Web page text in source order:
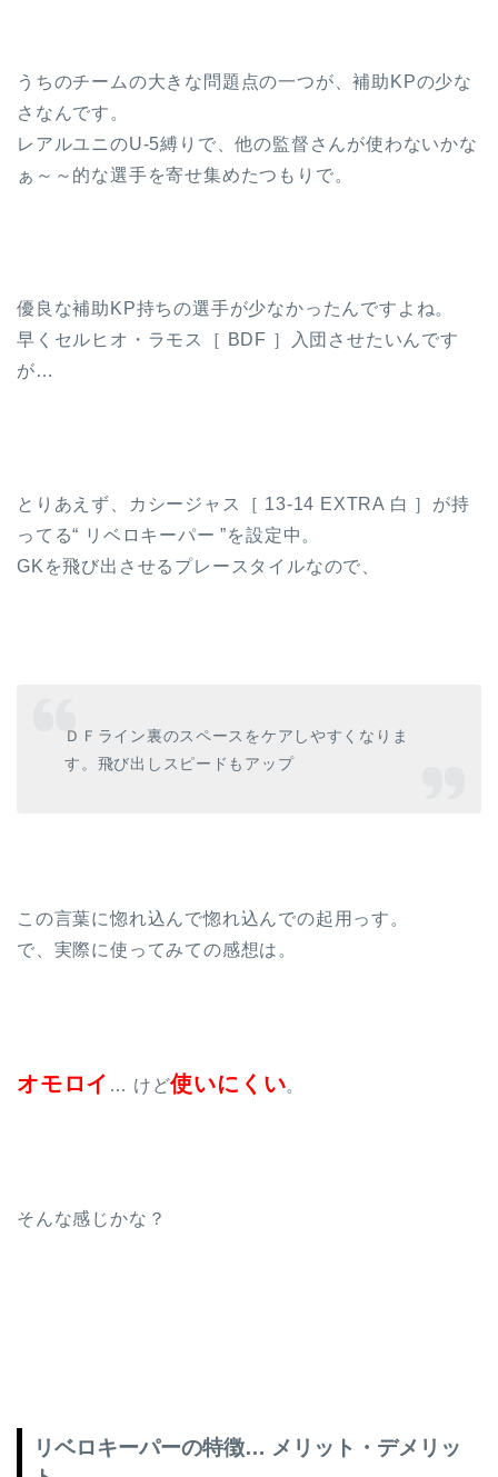
うちのチームの大きな問題点の一つが、補助KPの少な
さなんです。
レアルユニのU-5縛りで、他の監督さんが使わないかな
ぁ～～的な選手を寄せ集めたつもりで。
優良な補助KP持ちの選手が少なかったんですよね。
早くセルヒオ・ラモス［ BDF ］入団させたいんです
が…
とりあえず、カシージャス［ 13-14 EXTRA 白 ］が持
ってる“ リベロキーパー ”を設定中。
GKを飛び出させるプレースタイルなので、
ＤＦライン裏のスペースをケアしやすくなりま
す。飛び出しスピードもアップ
この言葉に惚れ込んで惚れ込んでの起用っす。
で、実際に使ってみての感想は。
オモロイ … けど使いにくい。
そんな感じかな？
リベロキーパーの特徴… メリット・デメリッ